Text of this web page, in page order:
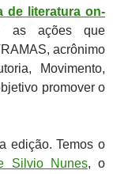
de literatura on-
as ações que
acrônimo
Movimento,
promover o
edição. Temos o
Silvio Nunes, o